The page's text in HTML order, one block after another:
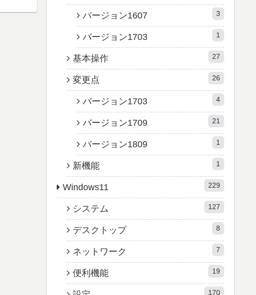
バージョン1607 3
バージョン1703 1
基本操作 27
変更点 26
バージョン1703 4
バージョン1709 21
バージョン1809 1
新機能 1
Windows11 229
システム 127
デスクトップ 8
ネットワーク 7
便利機能 19
170